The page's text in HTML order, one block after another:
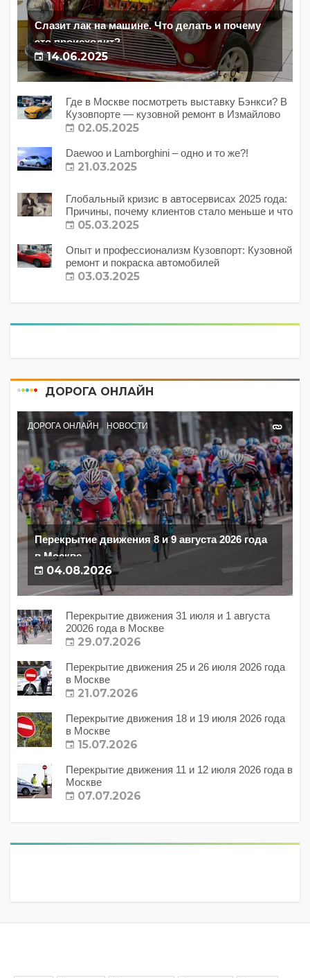
Слазит лак на машине. Что делать и почему
это происходит?
14.06.2025
Где в Москве посмотреть выставку Бэнкси? В
Кузовпорте — кузовной ремонт в Измайлово
02.05.2025
Daewoo и Lamborghini – одно и то же?!
21.03.2025
Глобальный кризис в автосервисах 2025 года:
Причины, почему клиентов стало меньше и что
с этим делать?
05.03.2025
Опыт и профессионализм Кузовпорт: Кузовной
ремонт и покраска автомобилей
03.03.2025
ДОРОГА ОНЛАЙН
ДОРОГА ОНЛАЙН НОВОСТИ
Перекрытие движения 8 и 9 августа 2026 года
в Москве
04.08.2026
Перекрытие движения 31 июля и 1 августа
20026 года в Москве
29.07.2026
Перекрытие движения 25 и 26 июля 2026 года
в Москве
21.07.2026
Перекрытие движения 18 и 19 июля 2026 года
в Москве
15.07.2026
Перекрытие движения 11 и 12 июля 2026 года в
Москве
07.07.2026